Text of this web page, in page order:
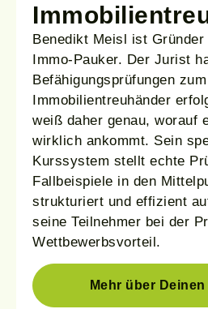
Benedikt Meisl ist
Immo-Pauker. Der Jurist
Befähigungsprüfungen zum
Immobilientreuhänder
weiß daher genau, worauf
wirklich ankommt. Sein
Kurssystem stellt echte
Fallbeispiele in den
strukturiert und effizient
seine Teilnehmer bei der
Wettbewerbsvorteil.
Mehr über